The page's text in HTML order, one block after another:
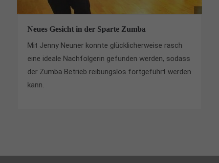
Neues Gesicht in der Sparte Zumba
Mit Jenny Neuner konnte glücklicherweise rasch
eine ideale Nachfolgerin gefunden werden, sodass
der Zumba Betrieb reibungslos fortgeführt werden
kann.